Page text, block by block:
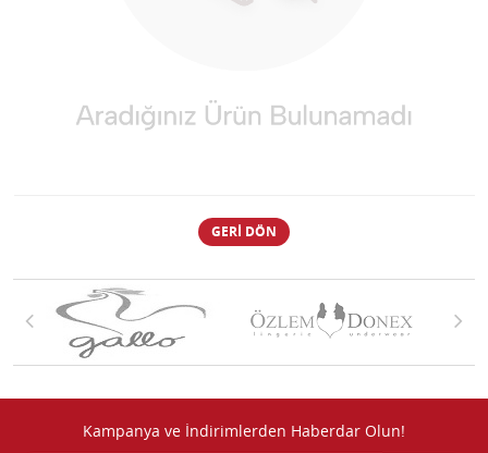
GERI DÖN
Kampanya ve İndirimlerden Haberdar Olun!